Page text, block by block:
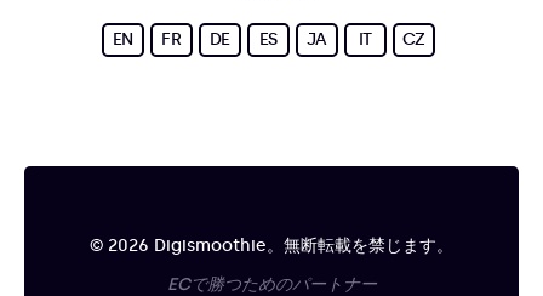
EN FR DE ES JA IT CZ
© 2026 Digismoothie。無断転載を禁じます。
ECで勝つためのパートナー